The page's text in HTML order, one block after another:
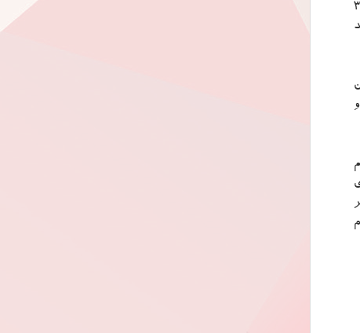
منتشر شده نشان می دهد که هر ساله حدود 30
و حدود 75 درصد